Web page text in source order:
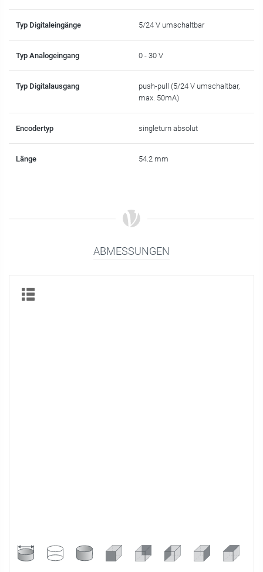
Typ Digitaleingänge 5/24 V umschaltbar
Typ Analogeingang 0 - 30 V
Typ Digitalausgang
push-pull (5/24 V umschaltbar,
max. 50mA)
Encodertyp singleturn absolut
Länge 54.2 mm
ABMESSUNGEN